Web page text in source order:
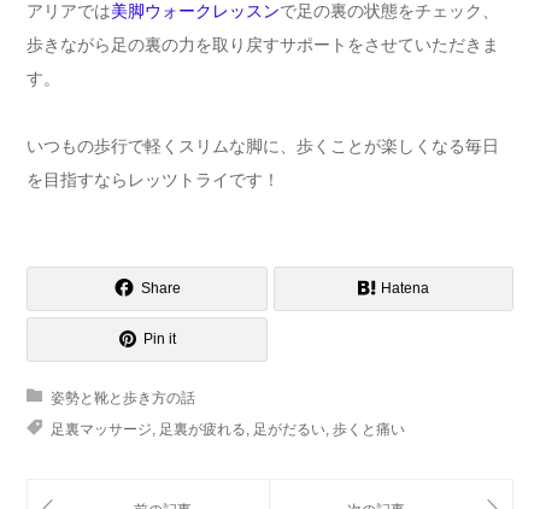
アリアでは美脚ウォークレッスンで足の裏の状態をチェック、
歩きながら足の裏の力を取り戻すサポートをさせていただきま
す。
いつもの歩行で軽くスリムな脚に、歩くことが楽しくなる毎日
を目指すならレッツトライです！
Share Hatena
Pin it
姿勢と靴と歩き方の話
足裏マッサージ, 足裏が疲れる, 足がだるい, 歩くと痛い